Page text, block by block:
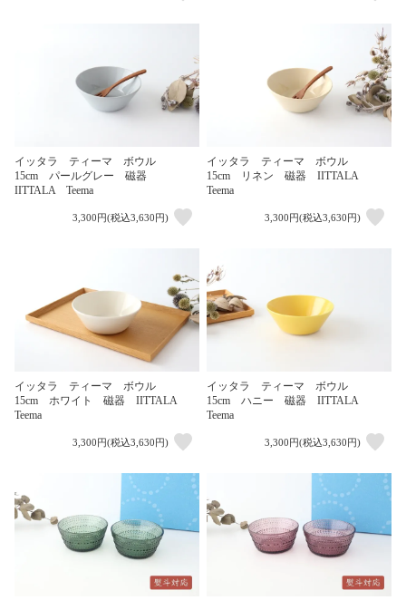
イッタラ ティーマ ボウル
15cm パールグレー 磁器
IITTALA Teema
3,300円(税込3,630円)
イッタラ ティーマ ボウル
15cm リネン 磁器 IITTALA
Teema
3,300円(税込3,630円)
イッタラ ティーマ ボウル
15cm ホワイト 磁器 IITTALA
Teema
3,300円(税込3,630円)
イッタラ ティーマ ボウル
15cm ハニー 磁器 IITTALA
Teema
3,300円(税込3,630円)